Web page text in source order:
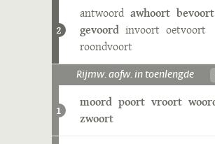
2
antwoord awhoort bevoort
gevoord invoort oetvoort
roondvoort
Rijmw. aofw. in toenlengde
1
moord poort vroort
zwoort